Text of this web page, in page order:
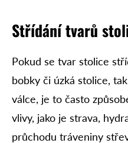
Střídání tvarů
Pokud se tvar stolice
bobky či úzká stolice,
válce, je to často
vlivy, jako je strava,
průchodu tráveniny